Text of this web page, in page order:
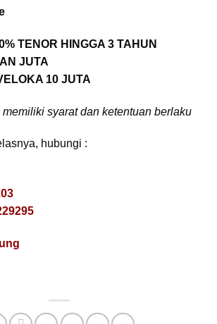
TENOR HINGGA 3 TAHUN
JUTA
10 JUTA
syarat dan ketentuan berlaku
hubungi :